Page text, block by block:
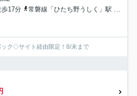
17分
常磐線「ひたち野うしく」駅 徒歩45分
ク◇サイト経由限定！8/末まで